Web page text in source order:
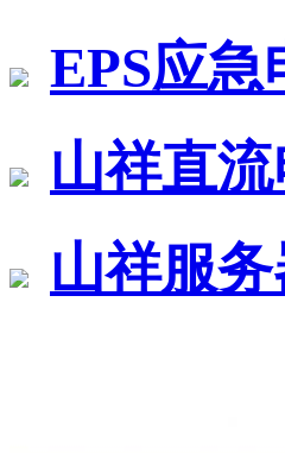
EPS应急
山祥直
山祥服